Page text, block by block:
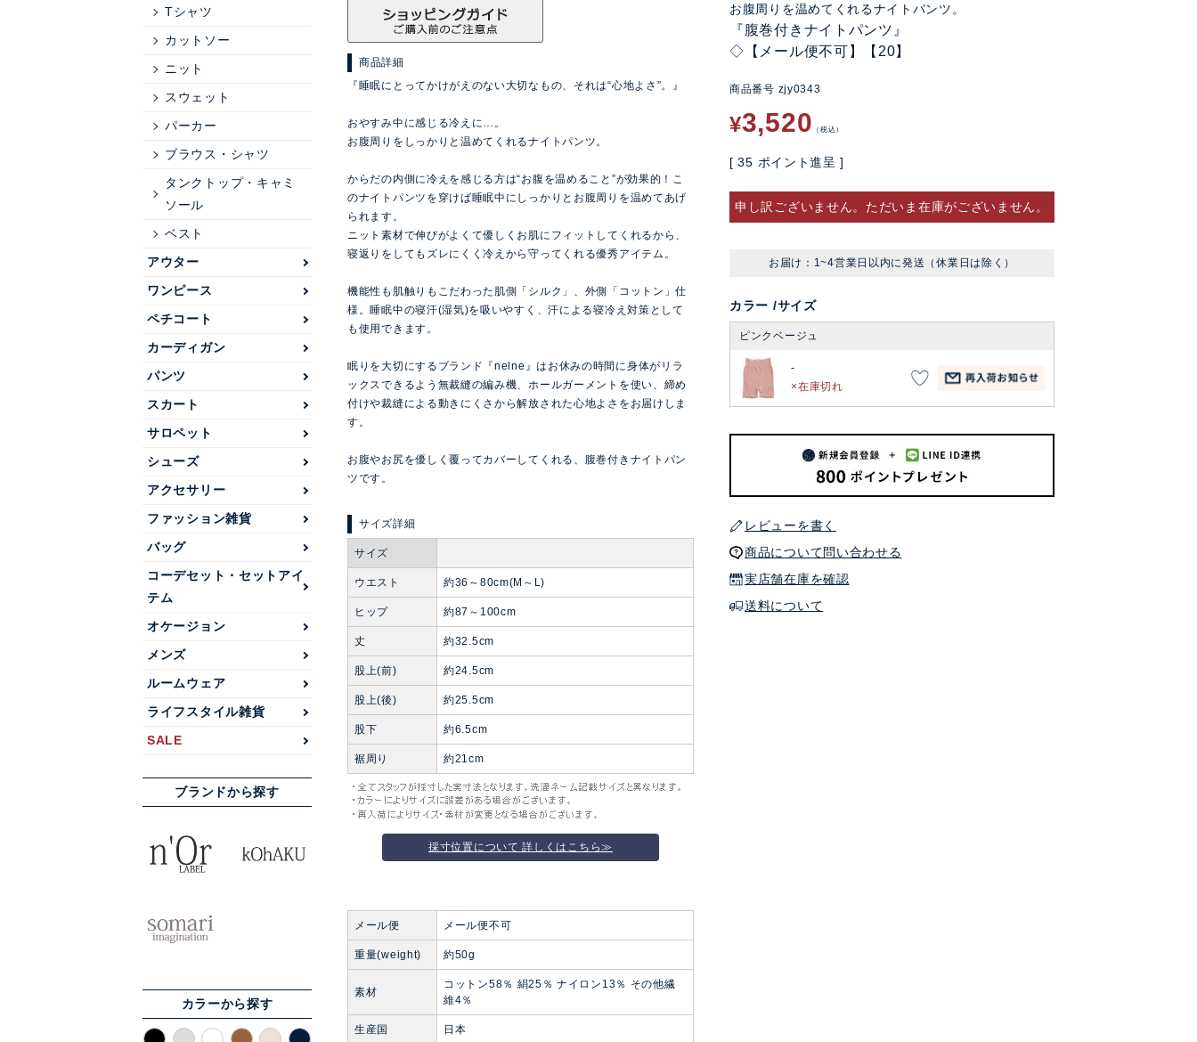
Tシャツ
カットソー
ニット
スウェット
パーカー
ブラウス・シャツ
タンクトップ・キャミ
ソール
ベスト
アウター
ワンピース
ペチコート
カーディガン
パンツ
スカート
サロペット
シューズ
アクセサリー
ファッション雑貨
バッグ
コーデセット・セットアイ
テム
オケージョン
メンズ
ルームウェア
ライフスタイル雑貨
SALE
ブランドから探す
カラーから探す
お腹周りを温めてくれるナイトパンツ。
『腹巻付きナイトパンツ』
◇【メール便不可】【20】
商品番号 zjy0343
¥3,520 税込
[ 35 ポイント進呈 ]
申し訳ございません。ただいま在庫がございません。
お届け：1~4営業日以内に発送（休業日は除く）
カラー サイズ
ピンクベージュ
-
在庫切れ
レビューを書く
商品について問い合わせる
実店舗在庫を確認
送料について
商品詳細
『睡眠にとってかけがえのない大切なもの、それは“心地よさ”。』
おやすみ中に感じる冷えに…。
お腹周りをしっかりと温めてくれるナイトパンツ。
からだの内側に冷えを感じる方は“お腹を温めること”が効果的！こ
のナイトパンツを穿けば睡眠中にしっかりとお腹周りを温めてあげ
られます。
ニット素材で伸びがよくて優しくお肌にフィットしてくれるから、
寝返りをしてもズレにくく冷えから守ってくれる優秀アイテム。
機能性も肌触りもこだわった肌側「シルク」、外側「コットン」仕
様。睡眠中の寝汗(湿気)を吸いやすく、汗による寝冷え対策として
も使用できます。
眠りを大切にするブランド『nelne』はお休みの時間に身体がリラ
ックスできるよう無裁縫の編み機、ホールガーメントを使い、締め
付けや裁縫による動きにくさから解放された心地よさをお届けしま
す。
お腹やお尻を優しく覆ってカバーしてくれる、腹巻付きナイトパン
ツです。
サイズ
ウエスト 約36～80cm(M～L)
ヒップ 約87～100cm
丈 約32.5cm
股上(前) 約24.5cm
股上(後) 約25.5cm
股下 約6.5cm
裾周り 約21cm
採寸位置について 詳しくはこちら≫
メール便 メール便不可
重量(weight) 約50g
素材
コットン58％ 絹25％ ナイロン13％ その他繊
維4％
生産国 日本